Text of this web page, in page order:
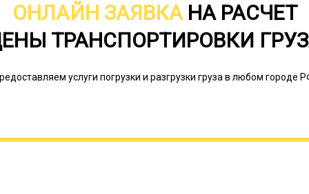
Нет единой тарифной сетки для
негабаритного груза транспортные
Онлайн заявка
ОНЛАЙН ЗАЯВКАНА РАСЧЕТ
ТРАНСПОРТИРОВКИ
услуги погрузки и разгрузки груза в любом городе